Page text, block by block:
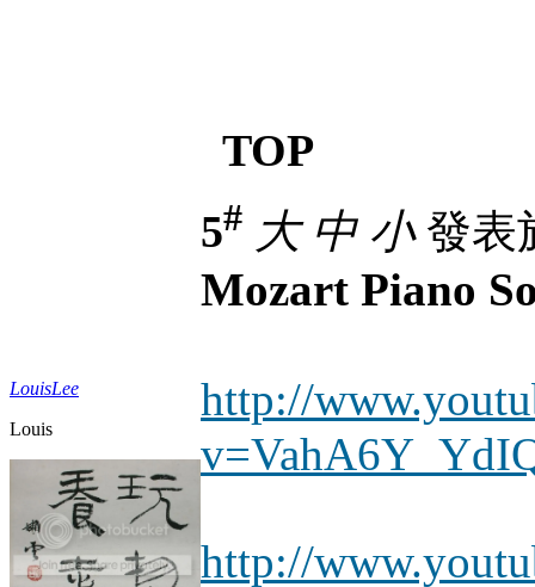
TOP
LouisLee
Louis
5# 大 中 小發表
Mozart Piano
http://
http://